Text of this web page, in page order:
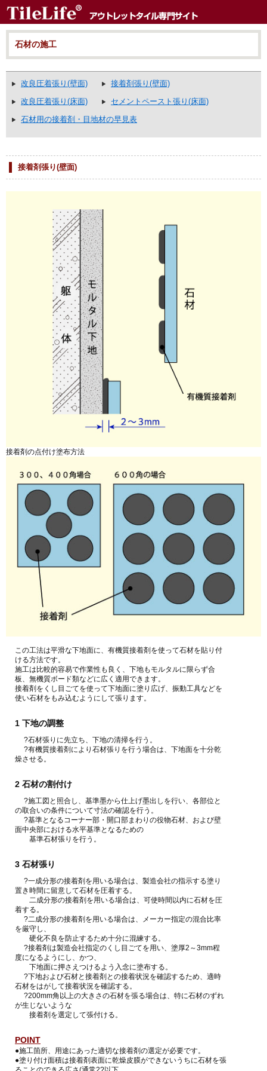
石材の施工
改良圧着張り(壁面)
接着剤張り(壁面)
改良圧着張り(床面)
セメントペースト張り(床面)
石材用の接着剤・目地材の早見表
接着剤張り(壁面)
接着剤の点付け塗布方法
この工法は平滑な下地面に、有機質接着剤を使って石材を貼り付
ける方法です。
施工は比較的容易で作業性も良く、下地もモルタルに限らず合
板、無機質ボード類などに広く適用できます。
接着剤をくし目ごてを使って下地面に塗り広げ、振動工具などを
使い石材をもみ込むようにして張ります。
1 下地の調整
?石材張りに先立ち、下地の清掃を行う。
?有機質接着剤により石材張りを行う場合は、下地面を十分乾
燥させる。
2 石材の割付け
?施工図と照合し、基準墨から仕上げ墨出しを行い、各部位と
の取合いの条件について寸法の確認を行う。
?基準となるコーナー部・開口部まわりの役物石材、および壁
面中央部における水平基準となるための
基準石材張りを行う。
3 石材張り
?一成分形の接着剤を用いる場合は、製造会社の指示する塗り
置き時間に留意して石材を圧着する。
二成分形の接着剤を用いる場合は、可使時間以内に石材を圧
着する。
?二成分形の接着剤を用いる場合は、メーカー指定の混合比率
を厳守し、
硬化不良を防止するため十分に混練する。
?接着剤は製造会社指定のくし目ごてを用い、塗厚2～3mm程
度になるようにし、かつ、
下地面に押さえつけるよう入念に塗布する。
?下地および石材と接着剤との接着状況を確認するため、適時
石材をはがして接着状況を確認する。
?200mm角以上の大きさの石材を張る場合は、特に石材のずれ
が生じないような
接着剤を選定して張付ける。
POINT
●施工箇所、用途にあった適切な接着剤の選定が必要です。
●塗り付け面積は接着剤表面に乾燥皮膜ができないうちに石材を張